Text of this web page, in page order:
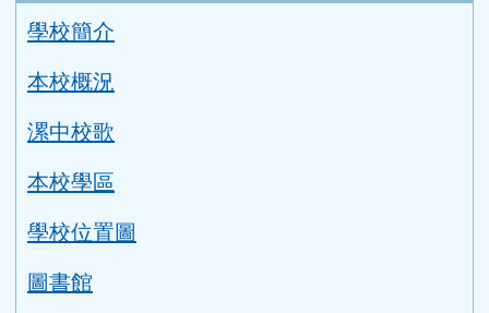
學校簡介
本校概況
漯中校歌
本校學區
學校位置圖
圖書館